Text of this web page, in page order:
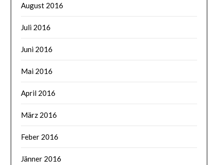
August 2016
Juli 2016
Juni 2016
Mai 2016
April 2016
März 2016
Feber 2016
Jänner 2016